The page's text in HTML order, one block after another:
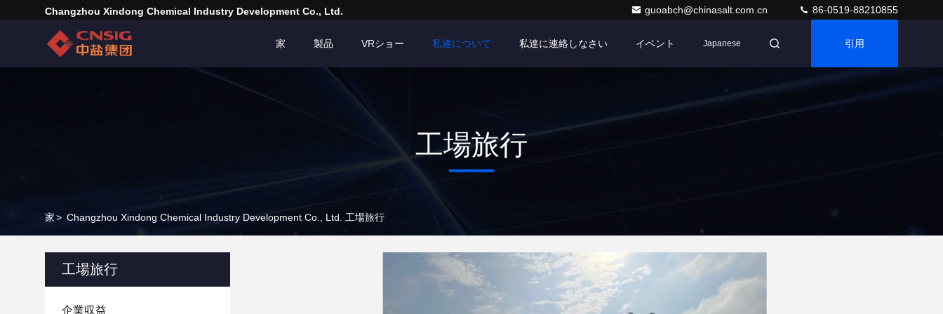
Changzhou Xindong Chemical Industry Development Co., Ltd. guoabch@chinasalt.com.cn 86-0519-88210855
家 製品 VRショー 私達について 私達に連絡しなさい イベント Japanese 引用
工場旅行
家> Changzhou Xindong Chemical Industry Development Co., Ltd. 工場旅行
工場旅行
企業収益